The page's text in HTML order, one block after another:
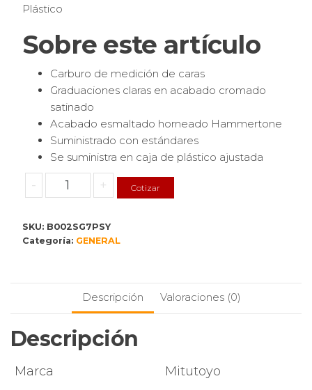
Plástico
Sobre este artículo
Carburo de medición de caras
Graduaciones claras en acabado cromado
satinado
Acabado esmaltado horneado Hammertone
Suministrado con estándares
Se suministra en caja de plástico ajustada
-
Mitutoyo
Juego
micrómetros
exteriores
estándares,
rango
de
+ Cotizar
SKU: B002SG7PSY
Categoría: GENERAL
Descripción Valoraciones (0)
Descripción
Marca
Mitutoyo